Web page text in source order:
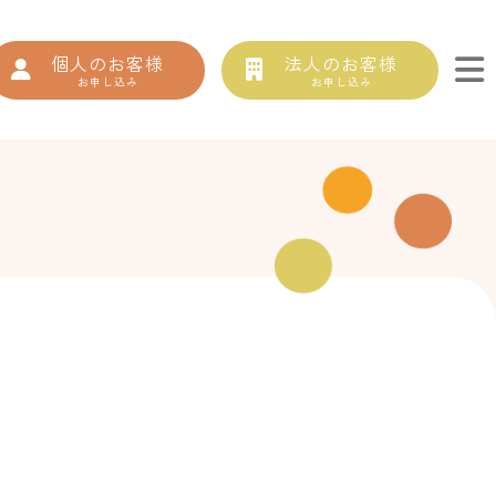
個人のお客様
お申し込み
法人のお客様
お申し込み